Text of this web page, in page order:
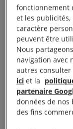
Liban, tuant
voir Liban).
Israël a
fonctionnement
et les publicités,
caractère
peuvent être
Nous
navigation avec
autres consulter
ici et la
partenaire
données de nos
des fins